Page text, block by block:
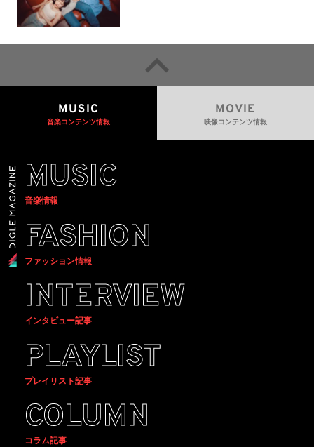
MUSIC
音楽コンテンツ情報
MOVIE
映像コンテンツ情報
MUSIC
音楽情報
FASHION
ファッション情報
INTERVIEW
インタビュー記事
PLAYLIST
プレイリスト記事
COLUMN
コラム記事